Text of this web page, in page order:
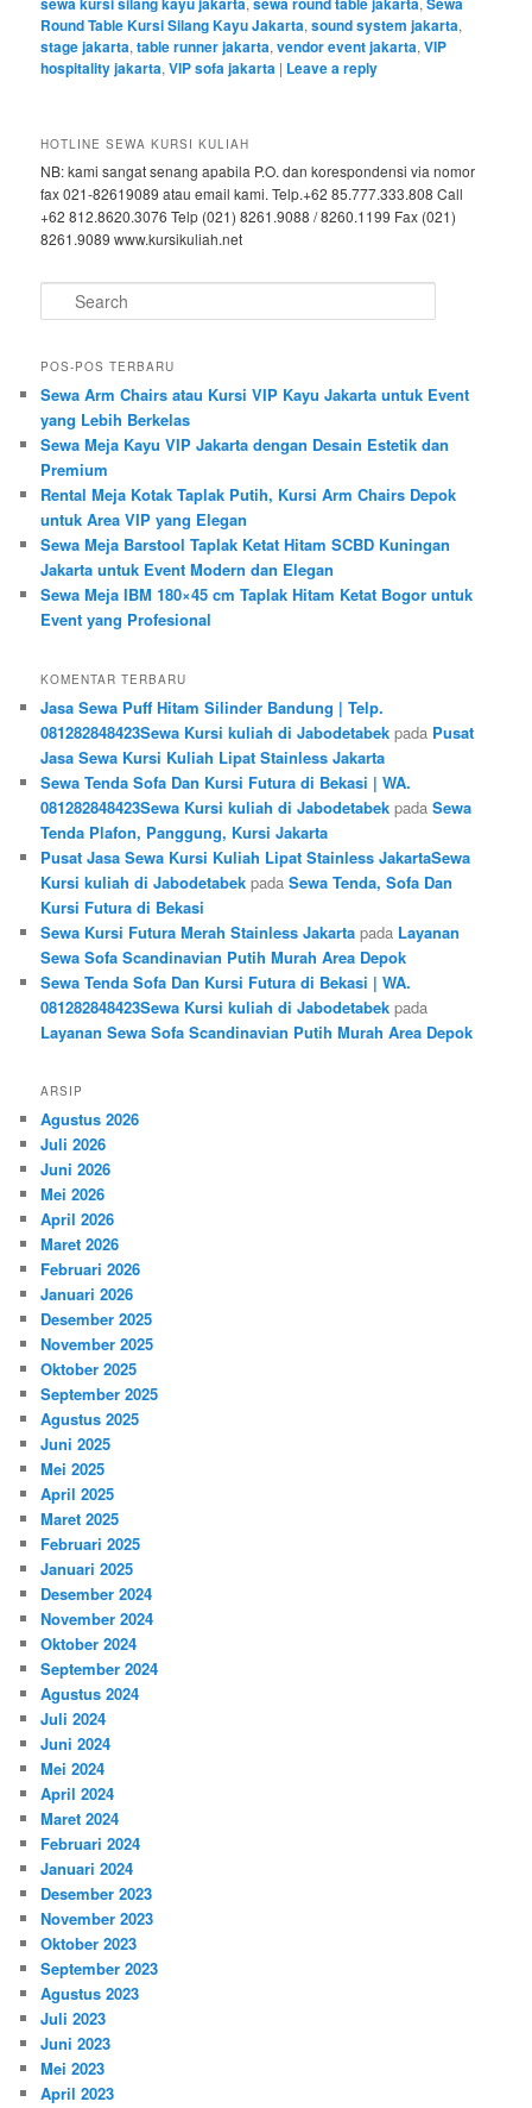
Round Table Kursi Silang Kayu Jakarta,sound system jakarta,
stage jakarta,table runner jakarta,vendor event jakarta,VIP
hospitality jakarta,VIP sofa jakarta | Leave a reply
HOTLINE SEWA KURSI KULIAH
NB: kami sangat senang apabila P.O. dan korespondensi via nomor
fax 021-82619089 atau email kami. Telp.+62 85.777.333.808 Call
+62 812.8620.3076 Telp (021) 8261.9088 / 8260.1199 Fax (021)
8261.9089 www.kursikuliah.net
Search
POS-POS TERBARU
Sewa Arm Chairs atau Kursi VIP Kayu Jakarta untuk Event
yang Lebih Berkelas
Sewa Meja Kayu VIP Jakarta dengan Desain Estetik dan
Premium
Rental Meja Kotak Taplak Putih, Kursi Arm Chairs Depok
untuk Area VIP yang Elegan
Sewa Meja Barstool Taplak Ketat Hitam SCBD Kuningan
Jakarta untuk Event Modern dan Elegan
Sewa Meja IBM 180×45 cm Taplak Hitam Ketat Bogor untuk
Event yang Profesional
KOMENTAR TERBARU
Jasa Sewa Puff Hitam Silinder Bandung | Telp.
081282848423Sewa Kursi kuliah di Jabodetabek pada Pusat
Jasa Sewa Kursi Kuliah Lipat Stainless Jakarta
Sewa Tenda Sofa Dan Kursi Futura di Bekasi | WA.
081282848423Sewa Kursi kuliah di Jabodetabek padaSewa
Tenda Plafon, Panggung, Kursi Jakarta
Pusat Jasa Sewa Kursi Kuliah Lipat Stainless JakartaSewa
Kursi kuliah di Jabodetabek padaSewa Tenda, Sofa Dan
Kursi Futura di Bekasi
Sewa Kursi Futura Merah Stainless Jakarta pada Layanan
Sewa Sofa Scandinavian Putih Murah Area Depok
Sewa Tenda Sofa Dan Kursi Futura di Bekasi | WA.
081282848423Sewa Kursi kuliah di Jabodetabek pada
Layanan Sewa Sofa Scandinavian Putih Murah Area Depok
ARSIP
Agustus 2026
Juli 2026
Juni 2026
Mei 2026
April 2026
Maret 2026
Februari 2026
Januari 2026
Desember 2025
November 2025
Oktober 2025
September 2025
Agustus 2025
Juni 2025
Mei 2025
April 2025
Maret 2025
Februari 2025
Januari 2025
Desember 2024
November 2024
Oktober 2024
September 2024
Agustus 2024
Juli 2024
Juni 2024
Mei 2024
April 2024
Maret 2024
Februari 2024
Januari 2024
Desember 2023
November 2023
Oktober 2023
September 2023
Agustus 2023
Juli 2023
Juni 2023
Mei 2023
April 2023